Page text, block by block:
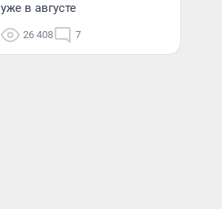
уже в августе
26 408 7